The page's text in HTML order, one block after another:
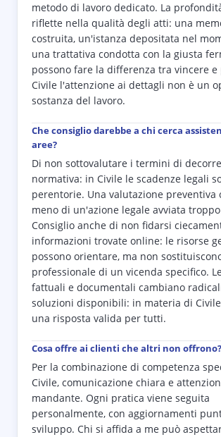
metodo di lavoro dedicato. La
riflette nella qualità degli atti: una
costruita, un'istanza depositata nel
una trattativa condotta con la giusta
possono fare la differenza tra vincere e
Civile l'attenzione ai dettagli non è un
sostanza del lavoro.
Che consiglio darebbe a chi cerca
aree?
Di non sottovalutare i termini di
normativa: in Civile le scadenze legali
perentorie. Una valutazione preventiva
meno di un'azione legale avviata
Consiglio anche di non fidarsi
informazioni trovate online: le risorse
possono orientare, ma non
professionale di un vicenda specifico.
fattuali e documentali cambiano
soluzioni disponibili: in materia di
una risposta valida per tutti.
Cosa offre ai clienti che altri non offrono?
Per la combinazione di competenza
Civile, comunicazione chiara e
mandante. Ogni pratica viene seguita
personalmente, con aggiornamenti
sviluppo. Chi si affida a me può